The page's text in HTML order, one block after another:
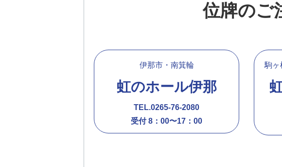
位牌のご
伊那市・南箕輪
虹のホール伊那
TEL.0265-76-2080
受付 8：00〜17：00
駒ヶ